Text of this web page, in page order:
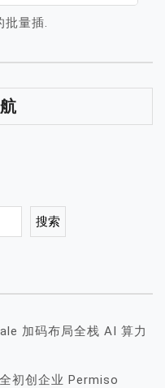
批量插.
搜索
加码布局全栈 AI 算力
初创企业 Permiso